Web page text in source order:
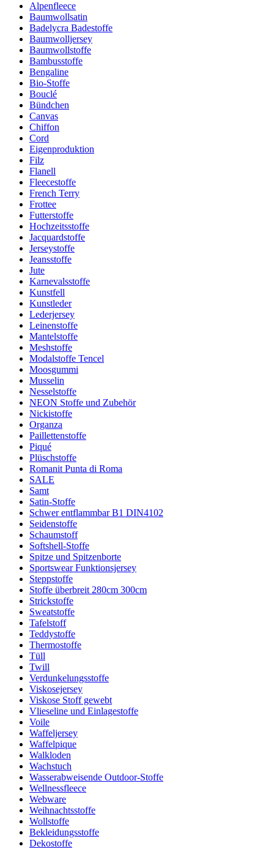
Alpenfleece
Baumwollsatin
Badelycra Badestoffe
Baumwolljersey
Baumwollstoffe
Bambusstoffe
Bengaline
Bio-Stoffe
Bouclé
Bündchen
Canvas
Chiffon
Cord
Eigenproduktion
Filz
Flanell
Fleecestoffe
French Terry
Frottee
Futterstoffe
Hochzeitsstoffe
Jacquardstoffe
Jerseystoffe
Jeansstoffe
Jute
Karnevalsstoffe
Kunstfell
Kunstleder
Lederjersey
Leinenstoffe
Mantelstoffe
Meshstoffe
Modalstoffe Tencel
Moosgummi
Musselin
Nesselstoffe
NEON Stoffe und Zubehör
Nickistoffe
Organza
Paillettenstoffe
Piqué
Plüschstoffe
Romanit Punta di Roma
SALE
Samt
Satin-Stoffe
Schwer entflammbar B1 DIN4102
Seidenstoffe
Schaumstoff
Softshell-Stoffe
Spitze und Spitzenborte
Sportswear Funktionsjersey
Steppstoffe
Stoffe überbreit 280cm 300cm
Strickstoffe
Sweatstoffe
Tafelstoff
Teddystoffe
Thermostoffe
Tüll
Twill
Verdunkelungsstoffe
Viskosejersey
Viskose Stoff gewebt
Vlieseline und Einlagestoffe
Voile
Waffeljersey
Waffelpique
Walkloden
Wachstuch
Wasserabweisende Outdoor-Stoffe
Wellnessfleece
Webware
Weihnachtsstoffe
Wollstoffe
Bekleidungsstoffe
Dekostoffe